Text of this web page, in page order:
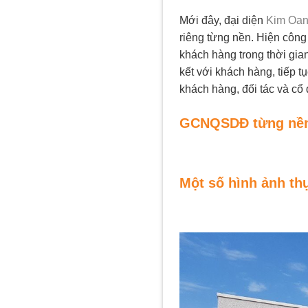
Mới đây, đại diện Kim
riêng từng nền. Hiện
khách hàng trong thời
kết với khách hàng, tiếp
khách hàng, đối tác và cổ
GCNQSDĐ từng
Một số hình ảnh